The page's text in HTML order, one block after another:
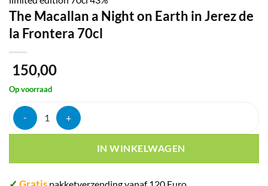
The Macallan a Night on Earth in Jerez de
la Frontera 70cl
150,00
Op voorraad
The Macallan a Night on Earth in Jerez de la Frontera 70cl aantal
IN WINKELWAGEN